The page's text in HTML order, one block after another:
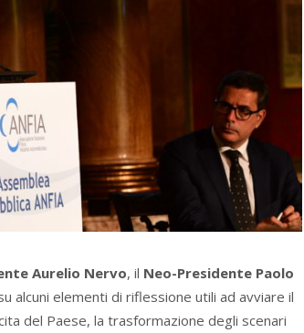
Aurelio Nervo, il Neo-Presidente Paolo
alcuni elementi di riflessione utili ad avviare il
del Paese, la trasformazione degli scenari